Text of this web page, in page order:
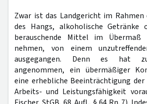
Zwar ist das Landgericht im Rahmen
des Hangs, alkoholische Getränke
berauschende Mittel im
nehmen, von einem
ausgegangen. Denn es hat
angenommen, ein übermäßiger
eine erhebliche Beeinträchtigung der
Arbeits- und Leistungsfähigkeit